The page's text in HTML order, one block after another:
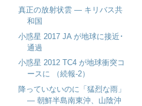
真正の放射状雲 ― キリバス共
和国
小惑星 2017 JA が地球に接近･
通過
小惑星 2012 TC4 が地球衝突コ
ースに （続報-2）
降っていないのに「猛烈な雨」
― 朝鮮半島南東沖、山陰沖